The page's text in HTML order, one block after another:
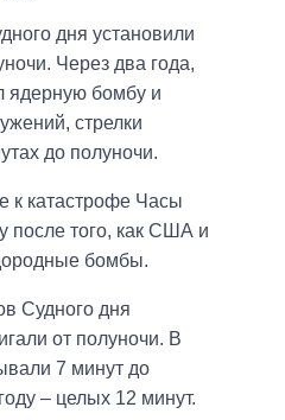
дня установили
Через два года,
ядерную бомбу и
стрелки
до полуночи.
к катастрофе Часы
после того, как США и
бомбы.
Судного дня
от полуночи. В
7 минут до
– целых 12 минут.